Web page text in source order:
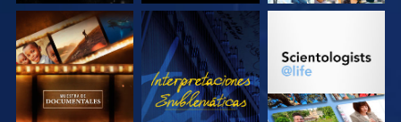
EXPLORA LAS
SERIES
VE
EXPLORA LAS